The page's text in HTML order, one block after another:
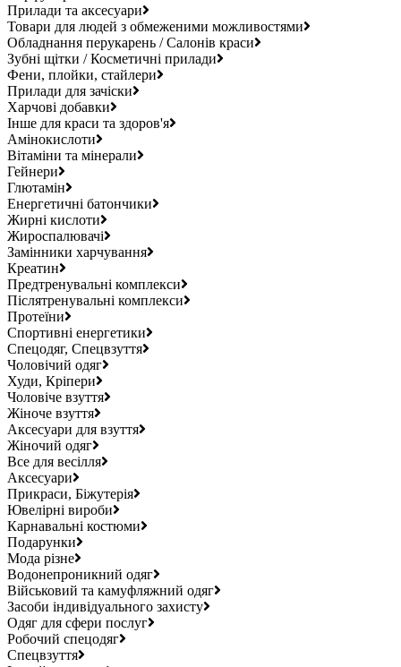
Прилади та аксесуари
Товари для людей з обмеженими можливостями
Обладнання перукарень / Салонів краси
Зубні щітки / Косметичні прилади
Фени, плойки, стайлери
Прилади для зачіски
Харчові добавки
Інше для краси та здоров'я
Амінокислоти
Вітаміни та мінерали
Гейнери
Глютамін
Енергетичні батончики
Жирні кислоти
Жироспалювачі
Замінники харчування
Креатин
Предтренувальні комплекси
Післятренувальні комплекси
Протеїни
Спортивні енергетики
Спецодяг, Спецвзуття
Чоловічий одяг
Худи, Кріпери
Чоловіче взуття
Жіноче взуття
Аксесуари для взуття
Жіночий одяг
Все для весілля
Аксесуари
Прикраси, Біжутерія
Ювелірні вироби
Карнавальні костюми
Подарунки
Мода різне
Водонепроникний одяг
Військовий та камуфляжний одяг
Засоби індивідуального захисту
Одяг для сфери послуг
Робочий спецодяг
Спецвзуття